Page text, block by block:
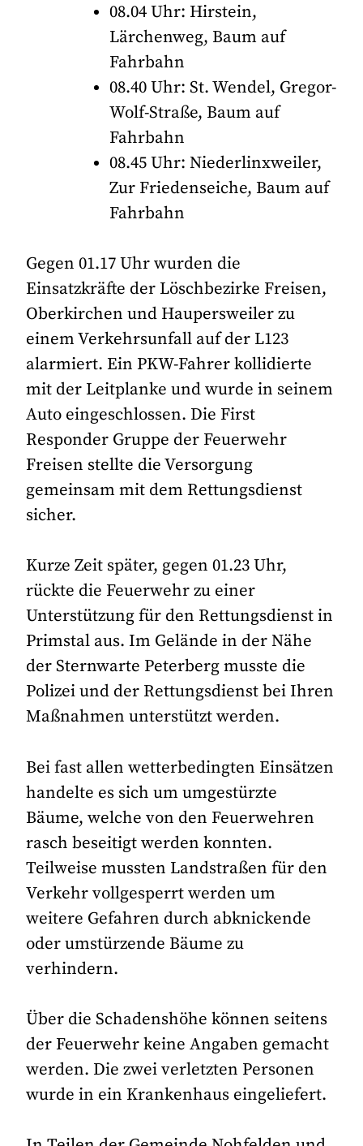
08.04 Uhr: Hirstein,
Lärchenweg, Baum auf
Fahrbahn
08.40 Uhr: St. Wendel, Gregor-
Wolf-Straße, Baum auf
Fahrbahn
08.45 Uhr: Niederlinxweiler,
Zur Friedenseiche, Baum auf
Fahrbahn
Gegen 01.17 Uhr wurden die
Einsatzkräfte der Löschbezirke Freisen,
Oberkirchen und Haupersweiler zu
einem Verkehrsunfall auf der L123
alarmiert. Ein PKW-Fahrer kollidierte
mit der Leitplanke und wurde in seinem
Auto eingeschlossen. Die First
Responder Gruppe der Feuerwehr
Freisen stellte die Versorgung
gemeinsam mit dem Rettungsdienst
sicher.
Kurze Zeit später, gegen 01.23 Uhr,
rückte die Feuerwehr zu einer
Unterstützung für den Rettungsdienst in
Primstal aus. Im Gelände in der Nähe
der Sternwarte Peterberg musste die
Polizei und der Rettungsdienst bei Ihren
Maßnahmen unterstützt werden.
Bei fast allen wetterbedingten Einsätzen
handelte es sich um umgestürzte
Bäume, welche von den Feuerwehren
rasch beseitigt werden konnten.
Teilweise mussten Landstraßen für den
Verkehr vollgesperrt werden um
weitere Gefahren durch abknickende
oder umstürzende Bäume zu
verhindern.
Über die Schadenshöhe können seitens
der Feuerwehr keine Angaben gemacht
werden. Die zwei verletzten Personen
wurde in ein Krankenhaus eingeliefert.